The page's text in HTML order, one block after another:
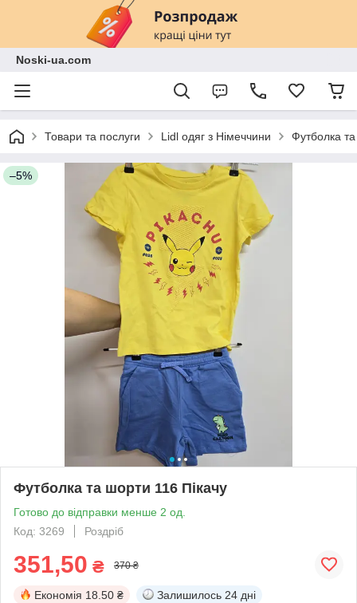
Noski-ua.com
Товари та послуги Lidl одяг з Німеччини Футболка
–5%
Футболка та шорти 116 Пікачу
Готово до відправки менше 2 од.
Код: 3269
Роздріб
351,50 ₴ 370 ₴
Економія 18.50 ₴ Залишилось 24 дні